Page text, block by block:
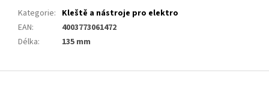
Kategorie: Kleště a nástroje pro elektro
EAN:
4003773061472
Délka: 135 mm